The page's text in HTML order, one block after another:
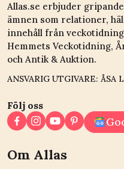
Allas.se erbjuder
ämnen som relationer,
innehåll från
Hemmets Veckotidning,
och Antik & Auktion.
ANSVARIG UTGIVARE: ÅSA
Följ oss
Om Allas